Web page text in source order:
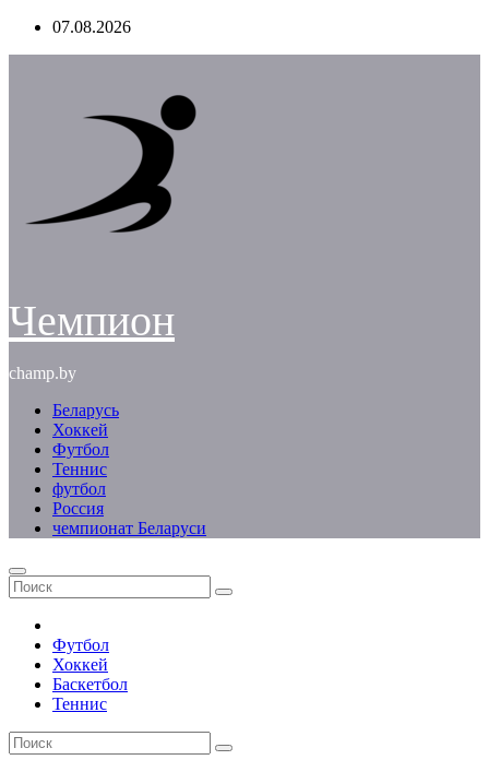
Перейти07.08.2026
Чемпион
champ.by
Беларусь
Хоккей
Футбол
Теннис
футбол
Россия
чемпионат Беларуси
Футбол
Хоккей
Баскетбол
Теннис